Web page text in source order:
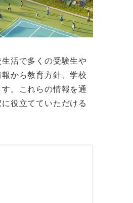
活で多くの受験生や
から教育方針、学校
。これらの情報を通
役立てていただける